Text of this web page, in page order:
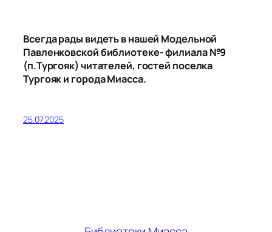
Всегда рады видеть в нашей Модельной
Павленковской библиотеке- филиала №9
(п.Тургояк) читателей, гостей поселка
Тургояк и города Миасса.
25.07.2025